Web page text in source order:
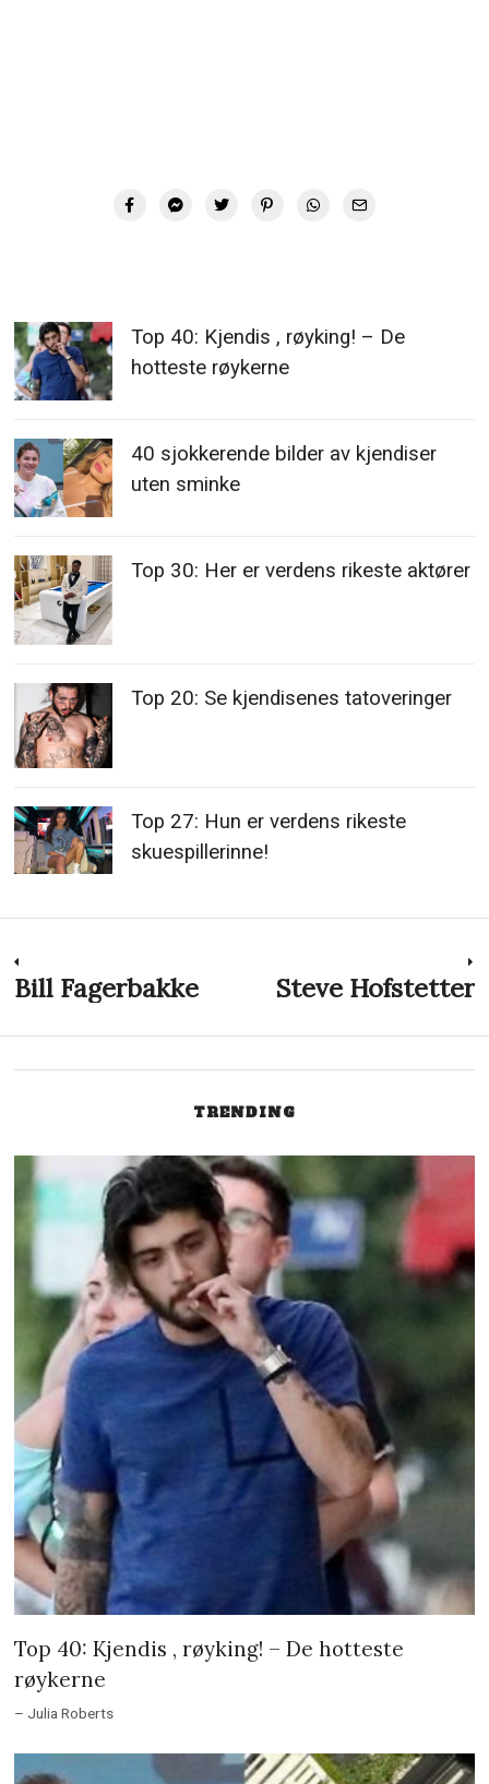
Top 40: Kjendis , røyking! – De
hotteste røykerne
40 sjokkerende bilder av kjendiser
uten sminke
Top 30: Her er verdens rikeste aktører
Top 20: Se kjendisenes tatoveringer
Top 27: Hun er verdens rikeste
skuespillerinne!
Innleggsnavigasjon
Previous
Bill Fagerbakke Steve Hofstetter
TRENDING
Top 40: Kjendis , røyking! – De hotteste
røykerne
– Julia Roberts